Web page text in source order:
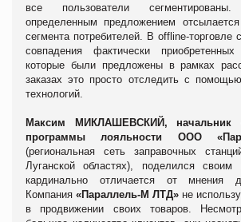
все пользователи
определенным предложением
сегмента потребителей. В offline-торговле
совпадения фактически
которые были предложены в рамках
заказах это просто отследить с
технологий.
Максим МИКЛАШЕВСКИЙ, начальник
программы лояльности ООО
(региональная сеть заправочных
Луганской областях), поделился своим
кардинально отличается от мнения
Компания «Параллель-М ЛТД» не
в продвижении своих товаров.